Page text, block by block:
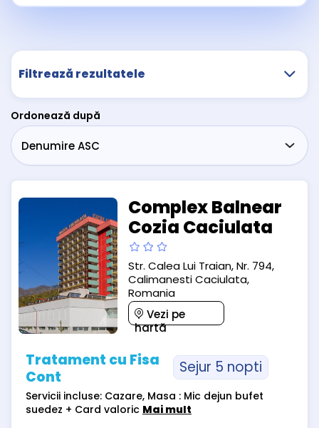
Filtrează rezultatele
Ordonează după
Complex Balnear
Cozia Caciulata
Str. Calea Lui Traian, Nr. 794,
Calimanesti Caciulata,
Romania
Vezi pe
hartă
Tratament cu Fisa
Cont
Sejur 5 nopti
Servicii incluse: Cazare, Masa : Mic dejun bufet
suedez + Card valoric Mai mult